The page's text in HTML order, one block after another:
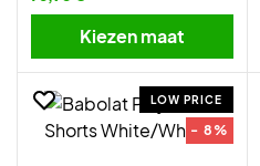
Kiezen maat
LOW PRICE
- 8%